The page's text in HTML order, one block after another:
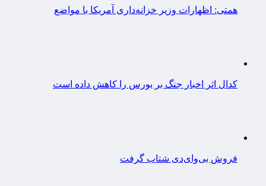
همتی: اظهارات وزیر خزانه‌داری آمریکا با مواضع
کدال اثر اخبار جنگ بر بورس را کاهش داده است
فروش بی‌وای‌دی شتاب گرفت